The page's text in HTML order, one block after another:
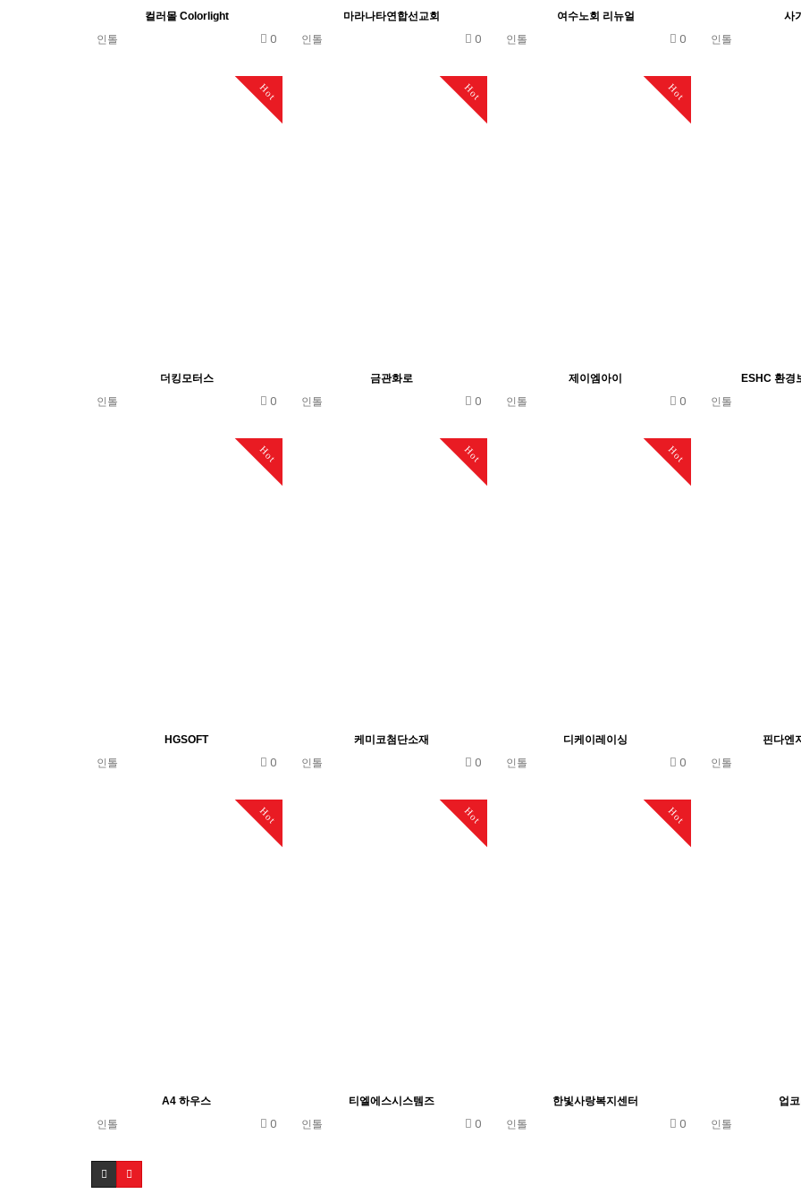
컬러몰 Colorlight
인톨
0
마라나타연합선교회
인톨
0
여수노회 리뉴얼
인톨
0
사
인톨
Hot
더킹모터스
인톨
0
Hot
금관화로
인톨
0
Hot
제이엠아이
인톨
0
ESHC 환경
인톨
Hot
HGSOFT
인톨
0
Hot
케미코첨단소재
인톨
0
Hot
디케이레이싱
인톨
0
핀다엔
인톨
Hot
A4 하우스
인톨
0
Hot
티엘에스시스템즈
인톨
0
Hot
한빛사랑복지센터
인톨
0
업
인톨